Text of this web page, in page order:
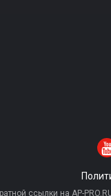
ссылки на AP-